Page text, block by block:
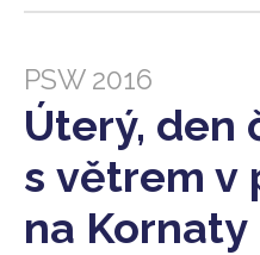
PSW 2016
Úterý, den
s větrem v
na Kornaty